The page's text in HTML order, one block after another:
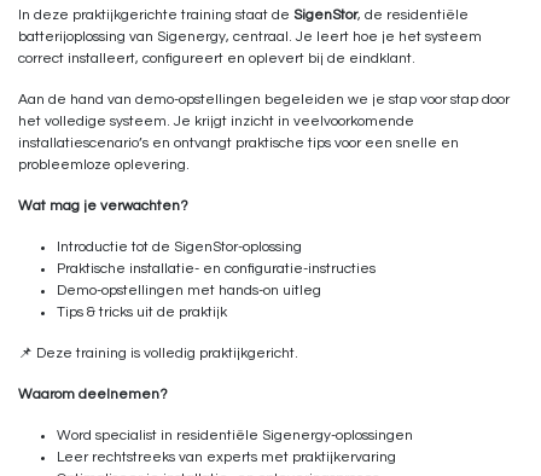
In deze praktijkgerichte training staat de SigenStor, de residentiële
batterijoplossing van Sigenergy, centraal. Je leert hoe je het systeem
correct installeert, configureert en oplevert bij de eindklant.
Aan de hand van demo-opstellingen begeleiden we je stap voor stap door
het volledige systeem. Je krijgt inzicht in veelvoorkomende
installatiescenario’s en ontvangt praktische tips voor een snelle en
probleemloze oplevering.
Wat mag je verwachten?
Introductie tot de SigenStor-oplossing
Praktische installatie- en configuratie-instructies
Demo-opstellingen met hands-on uitleg
Tips & tricks uit de praktijk
📌 Deze training is volledig praktijkgericht.
Waarom deelnemen?
Word specialist in residentiële Sigenergy-oplossingen
Leer rechtstreeks van experts met praktijkervaring